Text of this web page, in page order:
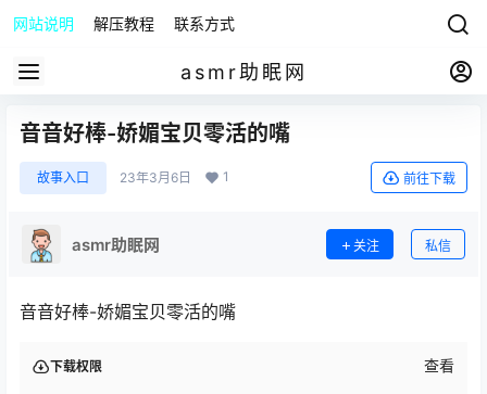
网站说明 解压教程 联系方式
asmr助眠网
音音好棒-娇媚宝贝零活的嘴
故事入口 23年3月6日 1 前往下载
asmr助眠网 关注 私信
音音好棒-娇媚宝贝零活的嘴
下载权限 查看